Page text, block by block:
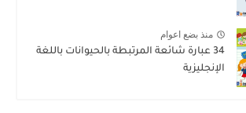
منذ بضع اعوام
34 عبارة شائعة المرتبطة بالحيوانات باللغة
الإنجليزية